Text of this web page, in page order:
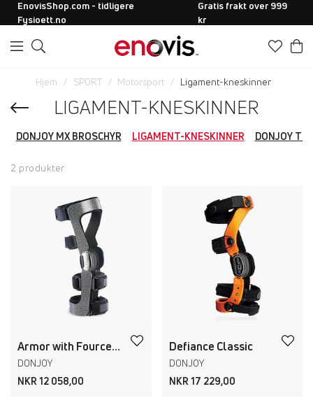
EnovisShop.com - tidligere
Fysioett.no
Gratis frakt over 999
kr
Hjem SPORT Motorsport Ligament-kneskinner
LIGAMENT-KNESKINNER
DONJOY MX BROSCHYR LIGAMENT-KNESKINNER DONJOY
2 produkter
Armor with Fourcepoint
DONJOY
NKR 12 058,00
Defiance Classic
DONJOY
NKR 17 229,00